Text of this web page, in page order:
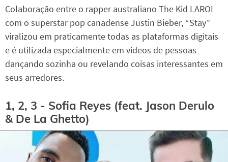
Colaboração entre o rapper australiano The Kid LAROI
com o superstar pop canadense Justin Bieber, “Stay”
viralizou em praticamente todas as plataformas digitais
e é utilizada especialmente em vídeos de pessoas
dançando sozinha ou revelando coisas interessantes em
seus arredores.
1, 2, 3 - Sofia Reyes (feat. Jason Derulo
& De La Ghetto)